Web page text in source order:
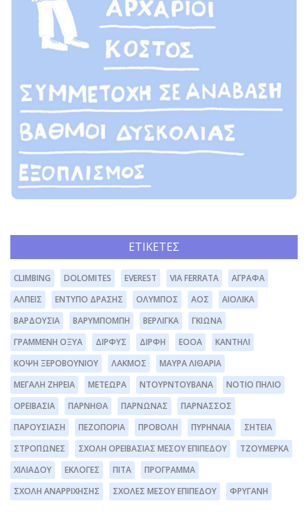
ΕΤΙΚΈΤΕΣ
CLIMBING DOLOMITES EVEREST VIA FERRATA
ΆΓΡΑΦΑ
ΆΛΠΕΙΣ
ΈΝΤΥΠΟ ΔΡΆΣΗΣ ΌΛΥΜΠΟΣ ΑΟΣ
ΑΙΟΛΙΚΆ
ΒΑΡΔΟΎΣΙΑ
ΒΑΡΥΜΠΌΜΠΗ ΒΕΡΛΊΓΚΑ
ΓΚΙΏΝΑ
ΓΡΑΜΜΈΝΗ ΟΞΥΆ
ΔΊΡΦΥΣ ΔΙΡΦΗ ΕΟΟΑ
ΚΑΝΤΉΛΙ
ΚΌΨΗ ΞΕΡΟΒΟΥΝΊΟΥ
ΛΆΚΜΟΣ
ΜΑΥΡΑ ΛΙΘΆΡΙΑ
ΜΕΓΆΛΗ ΖΉΡΕΙΑ
ΜΕΤΈΩΡΑ ΝΤΟΥΡΝΤΟΥΒΆΝΑ
ΝΌΤΙΟ ΠΉΛΙΟ
ΟΡΕΙΒΑΣΊΑ
ΠΆΡΝΗΘΑ ΠΆΡΝΩΝΑΣ
ΠΑΡΝΑΣΣΌΣ
ΠΑΡΟΥΣΊΑΣΗ
ΠΕΖΟΠΟΡΊΑ ΠΡΟΒΟΛΉ ΠΥΡΗΝΑΊΑ
ΣΗΤΕΊΑ
ΣΤΡΌΠΩΝΕΣ
ΣΧΟΛΉ ΟΡΕΙΒΑΣΊΑΣ ΜΈΣΟΥ ΕΠΙΠΈΔΟΥ
ΤΖΟΥΜΈΡΚΑ
ΧΙΛΙΑΔΟΎ
ΕΚΛΟΓΈΣ ΠΊΤΑ
ΠΡΌΓΡΑΜΜΑ
ΣΧΟΛΉ ΑΝΑΡΡΊΧΗΣΗΣ
ΣΧΟΛΕΣ ΜΕΣΟΥ ΕΠΙΠΕΔΟΥ ΦΡΥΓΑΝΗ